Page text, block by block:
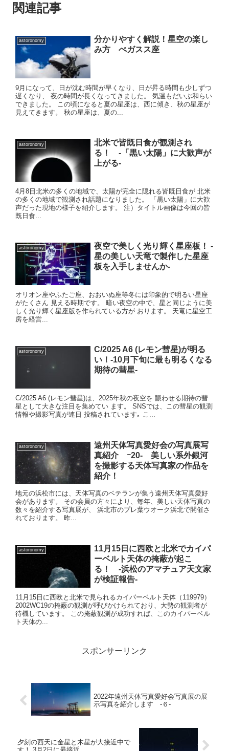
関連記事
astoronomy
分かりやすく解説！星空の楽し
み方 ぺガスス座
9月になって、日が沈む時間が早くなり、日が昇る時間も少しずつ
遅くなり、 夜の時間が長くなってきました。 気温もだいぶ和らい
できました。 この頃になると夏の星座は、西に傾き、秋の星座が
見えてきます。 秋の星座は、夏の...
astoronomy
北米で皆既日食が観測され
る！ -「黒い太陽」に大歓声が
上がる-
4月8日北米の多くの地域で、太陽が完全に隠れる皆既日食が 北米
の多くの地域で観測され話題になりました。 「黒い太陽」に大歓
声だった現地の様子を紹介します。 注）タイトル画像は今回の皆
既日食...
astoronomy
夜空で美しく光り輝く星座板！ -
星の美しい天竜で製作した星座
板を入手しませんか-
オリオン座やふたご座、おおいぬ座等冬には印象的で明るい星座
がたくさん 見える時期です。 暗い夜空の中で、星と同じように美
しく光り輝く星座版を作られている方が おります。 天竜に星空工
房を経営...
astoronomy
C/2025 A6 (レモン彗星)が明る
い！-10月下旬に最も明るくなる
期待の彗星-
C/2025 A6 (レモン彗星)は、2025年秋の夜空を 賑わせる期待の彗
星として大きな注目を集めてい ます。 SNSでは、この彗星の観測
情報や撮影写真が連日 投稿されています｡ こ...
astoronomy
遠州天体写真愛好会の写真展写
真紹介 ｰ20- 美しい系外銀河
を撮影する天体写真家の作品を
紹介！
地元の浜松市には、天体写真のベテランが集う遠州天体写真愛好
会があります。 その会員の方々により、毎年、美しい天体写真の
数々を紹介する写真展が、 浜北市のプレ葉ウオーク浜北で開催さ
れております。 昨...
astoronomy
11月15日に西欧と北米でカイパ
ーベルト天体の掩蔽が起こ
る！ -浜松のアマチュア天文家
が検証報告-
11月15日に西欧と北米で見られるカイパーベルト天体（119979）
2002WC19の掩蔽の観測が呼びかけられており、大勢の観測者が
待機しています。 この掩蔽観測が成功すれば、このカイパーベル
ト天体の...
スポンサーリンク
2022年遠州天体写真愛好会写真展の展
示写真を紹介します -６-
夕刻の西天に金星と木星が大接近中で